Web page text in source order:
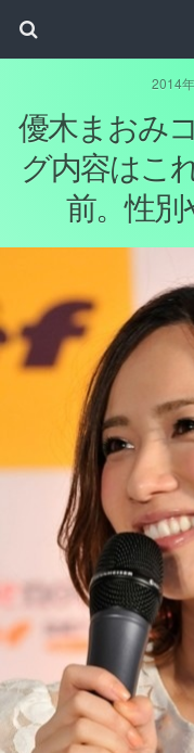
2014
優木まおみ
グ内容はこ
前。性別